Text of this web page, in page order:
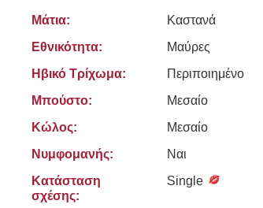
Μάτια:
Καστανά
Εθνικότητα:
Μαύρες
Ηβικό Τρίχωμα:
Περιποιημένο
Μπούστο:
Μεσαίο
Κώλος:
Μεσαίο
Νυμφομανής:
Ναι
Κατάσταση
σχέσης:
Single